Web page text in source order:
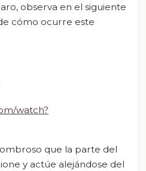
observa en el siguiente
cómo ocurre este
watch?
que la parte del
y actúe alejándose del